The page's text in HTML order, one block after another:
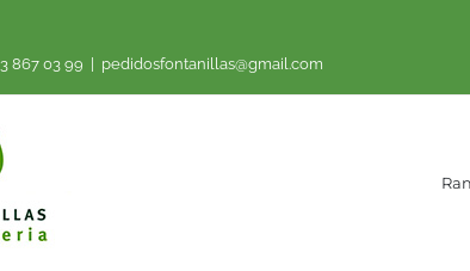
867 03 99 pedidosfontanillas@gmail.com